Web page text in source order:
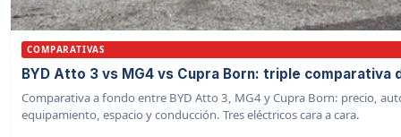
COMPARATIVAS
BYD Atto 3 vs MG4 vs Cupra Born: triple comparativa
Comparativa a fondo entre BYD Atto 3, MG4 y Cupra Born: precio,
equipamiento, espacio y conducción. Tres eléctricos cara a cara.